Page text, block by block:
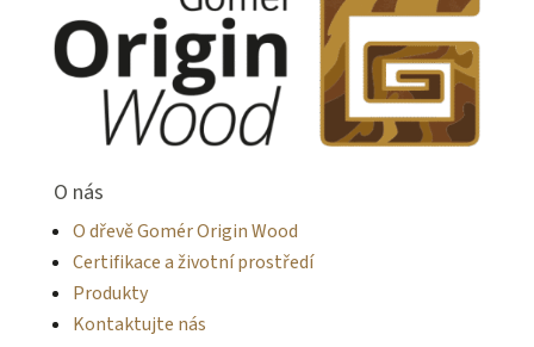
O nás
O dřevě Gomér Origin Wood
Certifikace a životní prostředí
Produkty
Kontaktujte nás